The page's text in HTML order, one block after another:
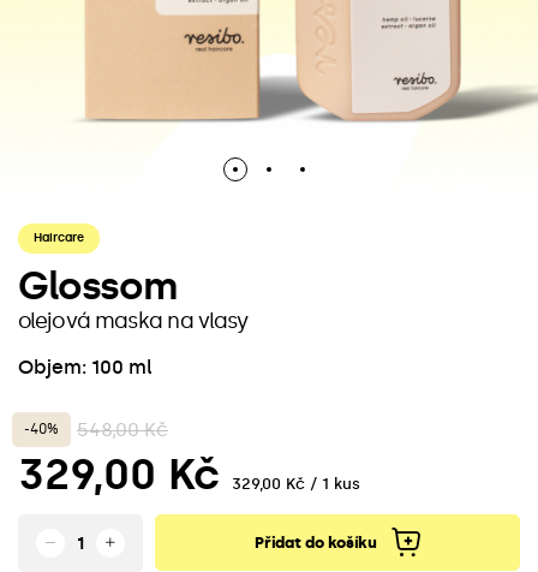
Haircare
Glossom
olejová maska na vlasy
Objem: 100 ml
-40% 548,00 Kč
329,00 Kč 329,00 Kč / 1 kus
Přidat do košíku